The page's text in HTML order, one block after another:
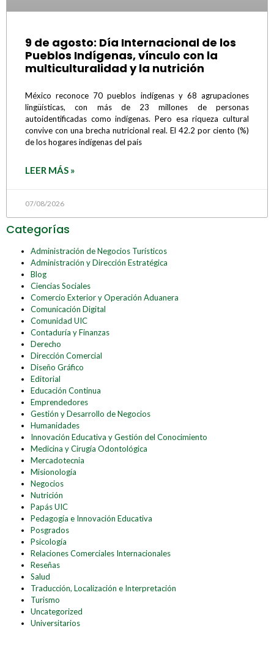
9 de agosto: Día Internacional de los
Pueblos Indígenas, vínculo con la
multiculturalidad y la nutrición
México reconoce 70 pueblos indígenas y 68 agrupaciones
lingüísticas, con más de 23 millones de personas
autoidentificadas como indígenas. Pero esa riqueza cultural
convive con una brecha nutricional real. El 42.2 por ciento (%)
de los hogares indígenas del país
LEER MÁS »
07/08/2026
Categorías
Administración de Negocios Turísticos
Administración y Dirección Estratégica
Blog
Ciencias Sociales
Comercio Exterior y Operación Aduanera
Comunicación Digital
Comunidad UIC
Contaduría y Finanzas
Derecho
Dirección Comercial
Diseño Gráfico
Editorial
Educación Continua
Emprendedores
Gestión y Desarrollo de Negocios
Humanidades
Innovación Educativa y Gestión del Conocimiento
Medicina y Cirugía Odontológica
Mercadotecnia
Misionología
Negocios
Nutrición
Papás UIC
Pedagogía e Innovación Educativa
Posgrados
Psicología
Relaciones Comerciales Internacionales
Reseñas
Salud
Traducción, Localización e Interpretación
Turismo
Uncategorized
Universitarios